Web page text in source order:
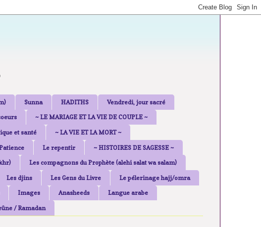
Sunna HADITHS Vendredi, jour sacré
~ LE MARIAGE ET LA VIE DE COUPLE ~
et santé ~ LA VIE ET LA MORT ~
Le repentir ~ HISTOIRES DE SAGESSE ~
Les compagnons du Prophète (alehi salat wa salam)
Les djins Les Gens du Livre Le pélerinage hajj/omra
Images Anasheeds Langue arabe
/ Ramadan